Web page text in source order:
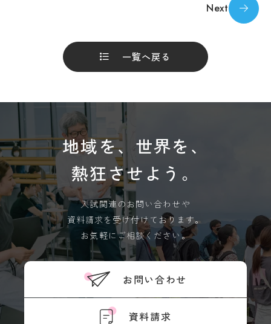
一覧へ戻る
Next
地域を、世界を、
熱狂させよう。
入試関連のお問い合わせや
資料請求を受け付けております。
お気軽にご相談ください。
お問い合わせ
資料請求